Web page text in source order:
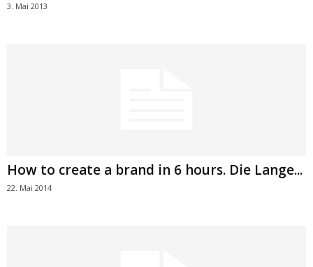
3. Mai 2013
How to create a brand in 6 hours. Die Lange...
22. Mai 2014